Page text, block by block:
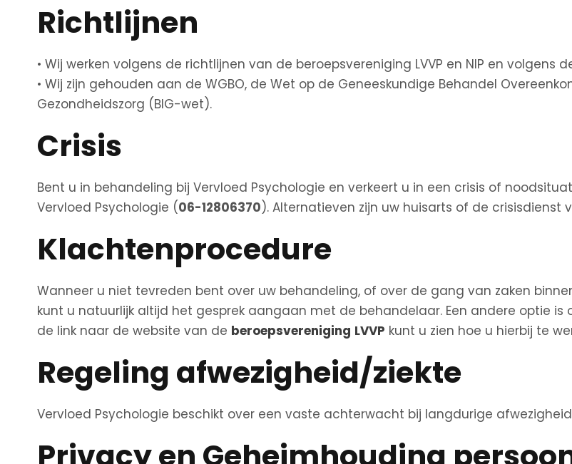
Richtlijnen
• Wij werken volgens de richtlijnen van de beroepsvereniging LVVP en NIP en volgens
• Wij zijn gehouden aan de WGBO, de Wet op de Geneeskundige Behandel
Gezondheidszorg (BIG-wet).
Crisis
Bent u in behandeling bij Vervloed Psychologie en verkeert u in een crisis of
Vervloed Psychologie (06-12806370). Alternatieven zijn uw huisarts of de crisisdienst
Klachtenprocedure
Wanneer u niet tevreden bent over uw behandeling, of over de gang van zaken
kunt u natuurlijk altijd het gesprek aangaan met de behandelaar. Een andere optie
de link naar de website van de beroepsvereniging LVVP kunt u zien hoe u hierbij te
Regeling afwezigheid/ziekte
Vervloed Psychologie beschikt over een vaste achterwacht bij langdurige